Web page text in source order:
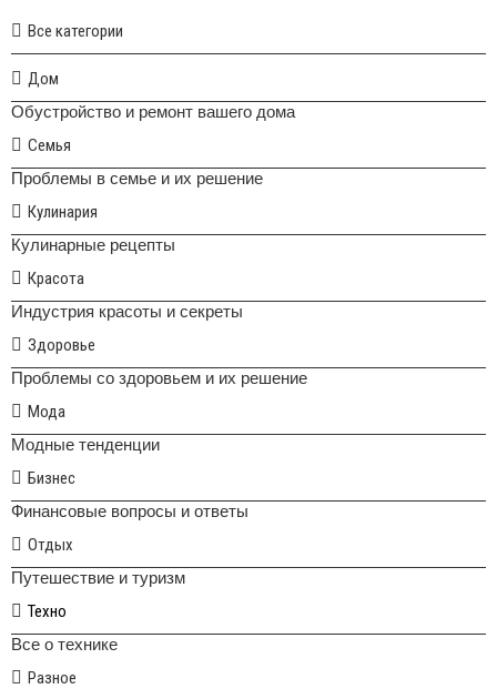
Все категории
Дом
Обустройство и ремонт вашего дома
Семья
Проблемы в семье и их решение
Кулинария
Кулинарные рецепты
Красота
Индустрия красоты и секреты
Здоровье
Проблемы со здоровьем и их решение
Мода
Модные тенденции
Бизнес
Финансовые вопросы и ответы
Отдых
Путешествие и туризм
Техно
Все о технике
Разное